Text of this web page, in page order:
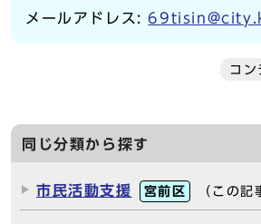
メールアドレス:
コ
同じ分類から探す
市民活動支援 宮前区 （この記